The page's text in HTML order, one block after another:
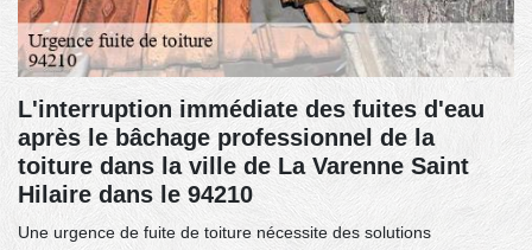
L'interruption immédiate des fuites d'eau
après le bâchage professionnel de la
toiture dans la ville de La Varenne Saint
Hilaire dans le 94210
Une urgence de fuite de toiture nécessite des solutions